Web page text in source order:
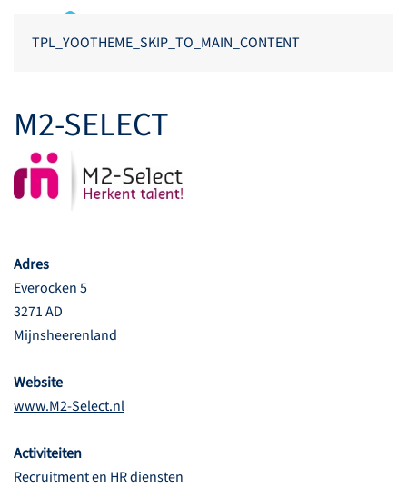
TPL_YOOTHEME_SKIP_TO_MAIN_CONTENT
M2-SELECT
Adres
Everocken 5
3271 AD
Mijnsheerenland
Website
www.M2-Select.nl
Activiteiten
Recruitment en HR diensten